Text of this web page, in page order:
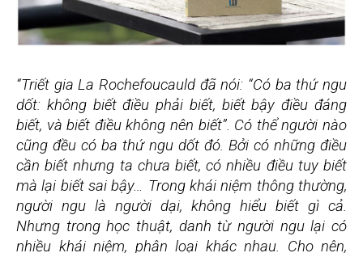
“Triết gia La Rochefoucauld đã nói: “Có ba thứ ngu
dốt: không biết điều phải biết, biết bậy điều đáng
biết, và biết điều không nên biết”. Có thể người nào
cũng đều có ba thứ ngu dốt đó. Bởi có những điều
cần biết nhưng ta chưa biết, có nhiều điều tuy biết
mà lại biết sai bậy… Trong khái niệm thông thường,
người ngu là người dại, không hiểu biết gì cả.
Nhưng trong học thuật, danh từ người ngu lại có
nhiều khái niệm, phân loại khác nhau. Cho nên,